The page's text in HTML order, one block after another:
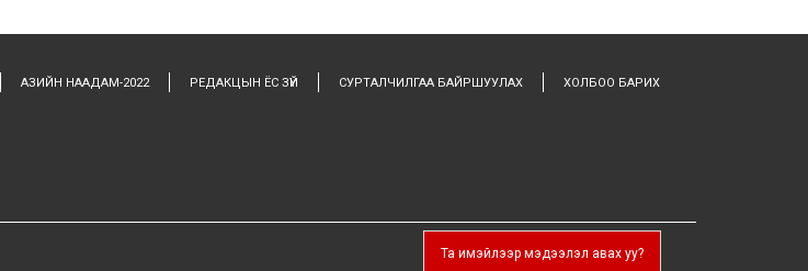
АЗИЙН НААДАМ-2022 РЕДАКЦЫН ЁС ЗҮЙ СУРТАЛЧИЛГАА БАЙРШУУЛАХ ХОЛБОО БАРИХ
Та имэйлээр мэдээлэл авах уу?